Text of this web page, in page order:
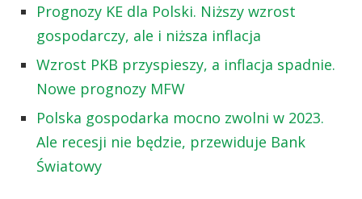
Prognozy KE dla Polski. Niższy wzrost
gospodarczy, ale i niższa inflacja
Wzrost PKB przyspieszy, a inflacja spadnie.
Nowe prognozy MFW
Polska gospodarka mocno zwolni w 2023.
Ale recesji nie będzie, przewiduje Bank
Światowy